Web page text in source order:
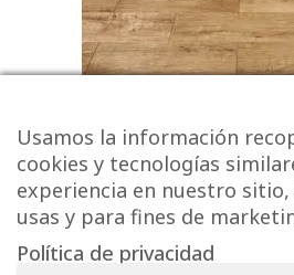
9,98 € / m² (sin IVA)
12,08€/ m 2
Usamos la información
cookies y tecnologías
experiencia en nuestro
usas y para fines de
Política de privacidad